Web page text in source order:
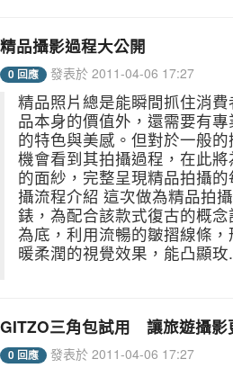
精品攝影過程大公開
0 回應 發表於 2011-04-06 17:27
精品照片總是能瞬間抓住消
品本身的價值外，還需要有
的特色與美感。但對於一般
機會看到其拍攝過程，在此
的面紗，完整呈現精品拍攝
攝流程介紹 這次做為精品拍
錶，為配合該款式復古的概
為底，利用流暢的皺摺線條
暖柔潤的視覺效果，能凸顯玫
GITZO三角包試用 讓旅遊攝影
0 回應 發表於 2011-04-06 17:27